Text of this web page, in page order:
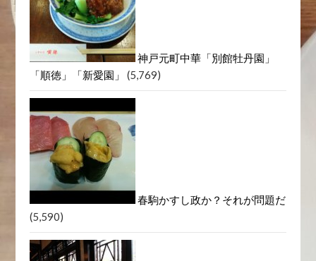
神戸元町中華「別館牡丹園」
「順徳」「新愛園」
(5,769)
春駒かすし政か？それが問題だ
(5,590)